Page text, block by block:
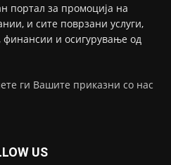
портал за промоција на
и сите поврзани услуги,
финансии и осигурување од
ги Вашите приказни со нас
US